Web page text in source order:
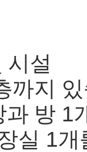
시설
까지
방 1
실 1